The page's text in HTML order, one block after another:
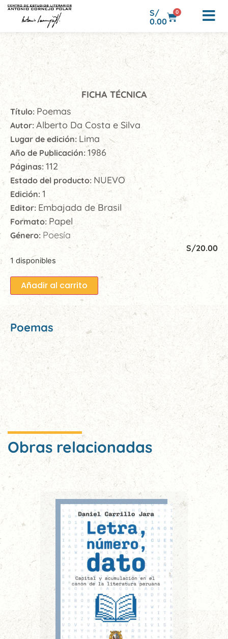
S/
0.00
0
FICHA TÉCNICA
Título: Poemas
Autor: Alberto Da Costa e Silva
Lugar de edición: Lima
Año de Publicación:1986
Páginas: 112
Estado del producto: NUEVO
Edición: 1
Editor: Embajada de Brasil
Formato: Papel
Género: Poesía
S/20.00
1 disponibles
Añadir al carrito
Poemas
Obras relacionadas